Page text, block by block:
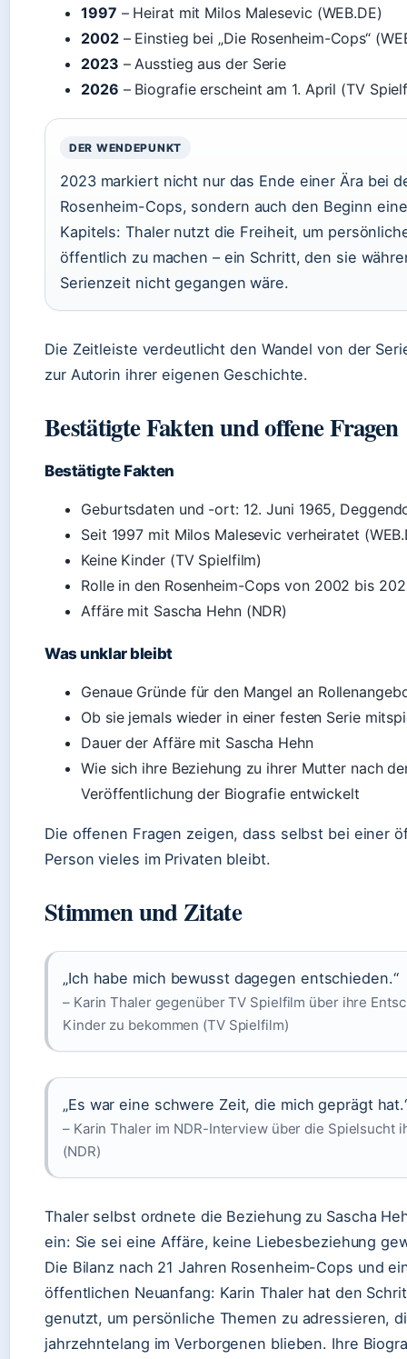
1997 – Heirat mit Milos Malesevic (WEB.DE)
2002– Einstieg bei „Die Rosenheim-Cops“
2023 – Ausstieg aus der Serie
2026 – Biografie erscheint am 1. April (TV
DER WENDEPUNKT
2023 markiert nicht nur das Ende einer Ära bei
Rosenheim-Cops, sondern auch den Beginn
Kapitels: Thaler nutzt die Freiheit, um
öffentlich zu machen – ein Schritt, den sie
Serienzeit nicht gegangen wäre.
Die Zeitleiste verdeutlicht den Wandel von der
zur Autorin ihrer eigenen Geschichte.
Bestätigte Fakten und offene Fragen
Bestätigte Fakten
Geburtsdaten und -ort: 12. Juni 1965,
Seit 1997 mit Milos Malesevic verheiratet
Keine Kinder (TV Spielfilm)
Rolle in den Rosenheim-Cops von 2002 bis
Affäre mit Sascha Hehn (NDR)
Was unklar bleibt
Genaue Gründe für den Mangel an
Ob sie jemals wieder in einer festen Serie
Dauer der Affäre mit Sascha Hehn
Wie sich ihre Beziehung zu ihrer Mutter nach
Veröffentlichung der Biografie entwickelt
Die offenen Fragen zeigen, dass selbst bei einer
Person vieles im Privaten bleibt.
Stimmen und Zitate
„Ich habe mich bewusst dagegen entschieden.“
– Karin Thaler gegenüber TV Spielfilm über ihre
Kinder zu bekommen (TV Spielfilm)
„Es war eine schwere Zeit, die mich geprägt
– Karin Thaler im NDR-Interview über die Spielsucht
(NDR)
Thaler selbst ordnete die Beziehung zu Sascha
ein: Sie sei eine Affäre, keine Liebesbeziehung
Die Bilanz nach 21 Jahren Rosenheim-Cops und
öffentlichen Neuanfang: Karin Thaler hat den
genutzt, um persönliche Themen zu adressieren,
jahrzehntelang im Verborgenen blieben. Ihre